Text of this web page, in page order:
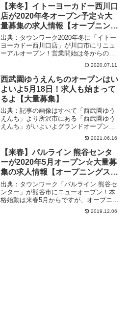
【来冬】イトーヨーカドー西川口
店が2020年冬オープン予定☆大
量募集の求人情報【オープニング
スタッフ】
出典：タウンワーク2020年冬に「イトー
ヨーカドー西川口店」が川口市にリニュ
ーアルオープン！営業開始は冬からの予
定ですが、オープニングスタッフの募集
は始まっていて研修は9月頃から。未経験
でも応募できる大量募集の求人を合わせ
て紹介します。イト...
2020.07.11
西武園ゆうえんちのオープンはい
よいよ5月18日！求人も始まって
るよ【大量募集】
出典：記事の画像はすべて「西武園ゆう
えんち」より所沢市にある「西武園ゆう
えんち」がいよいよグランドオープン！
2020年11月よりリニューアルオープンに
向けて休園していましたが、ようやく5月
19日の開園が決定しましたね！当初は春
頃のスタートを...
2021.06.16
【来春】パルライン 熊谷センタ
ーが2020年5月オープン☆大量募
集の求人情報【オープニングスタ
ッフ】
出典：タウンワーク「パルライン 熊谷セ
ンター」が熊谷市にニューオープン！本
格始動は来春5月からですが、オープニン
グスタッフの研修は4月中旬から。倉庫内
軽作業スタッフの大量募集で、同期もた
2019.12.06